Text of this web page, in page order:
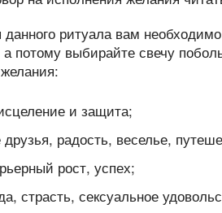
ритуала вам
потому выбирайте свечу
и защита;
радость, веселье,
рост, успех;
страсть, сексуальное